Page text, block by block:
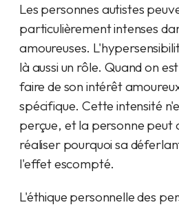
Les personnes autistes
particulièrement intenses
amoureuses.
là aussi un rôle. Quand on
faire de son intérêt
spécifique. Cette intensité
perçue, et la personne peut
réaliser pourquoi sa
l'effet escompté.
L'éthique personnelle des